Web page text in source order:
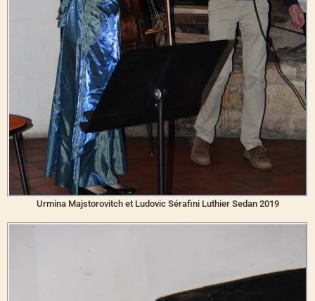
Urmina Majstorovitch et Ludovic Sérafini Luthier Sedan 2019